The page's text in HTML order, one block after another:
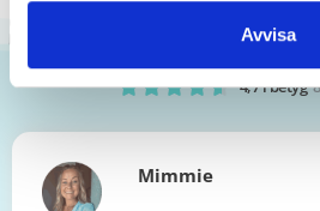
Avvisa
Så här säger
 4,7 i betyg
Mimmie